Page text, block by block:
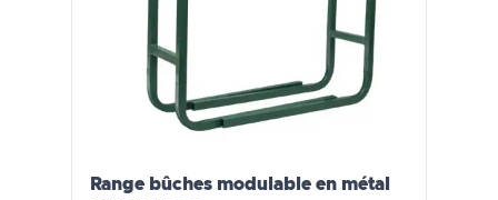
Range bûches modulable en métal